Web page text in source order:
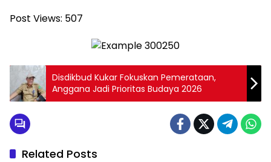
Post Views: 507
Disdikbud Kukar Fokuskan Pemerataan,
Anggana Jadi Prioritas Budaya 2026
Related Posts